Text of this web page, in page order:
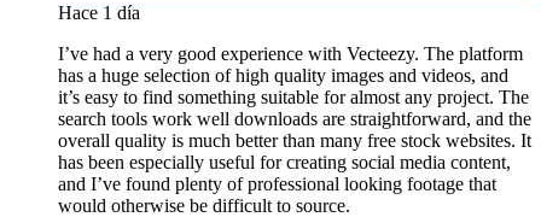
Hace 1 día
I’ve had a very good experience with Vecteezy. The platform
has a huge selection of high quality images and videos, and
it’s easy to find something suitable for almost any project. The
search tools work well downloads are straightforward, and the
overall quality is much better than many free stock websites. It
has been especially useful for creating social media content,
and I’ve found plenty of professional looking footage that
would otherwise be difficult to source.